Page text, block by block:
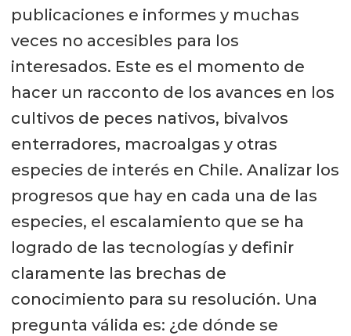
publicaciones e informes y muchas
veces no accesibles para los
interesados. Este es el momento de
hacer un racconto de los avances en los
cultivos de peces nativos, bivalvos
enterradores, macroalgas y otras
especies de interés en Chile. Analizar los
progresos que hay en cada una de las
especies, el escalamiento que se ha
logrado de las tecnologías y definir
claramente las brechas de
conocimiento para su resolución. Una
pregunta válida es: ¿de dónde se